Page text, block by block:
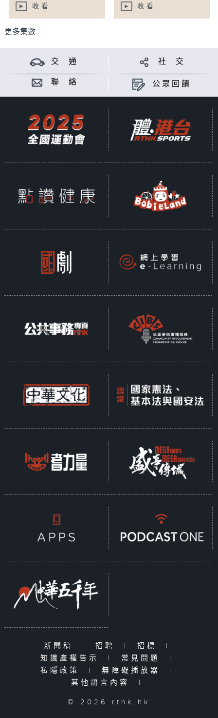
收看 收看
更多集數 ...
交 通 社 交
聯 絡 公眾回饋
新聞稿 | 招聘 | 招標
|
知識產權告示
| 常見問題
|
私隱政策
| 無障礙播放器
|
其他語言內容
|
© 2026 rthk.hk